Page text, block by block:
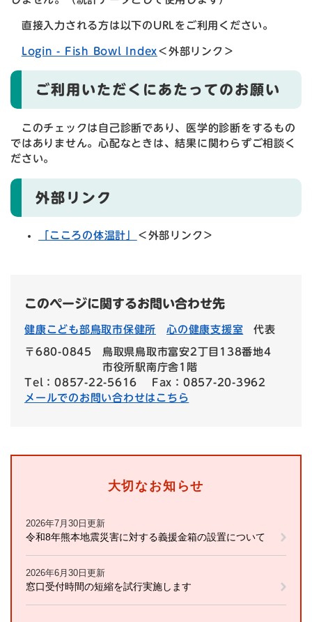
直接入力される方は以下のURLをご利用ください。
Login - Fish Bowl Index​ ＜外部リンク＞
ご利用いただくにあたってのお願い
このチェックは自己診断であり、医学的診断をするもの
ではありません。心配なときは、結果に関わらずご相談く
ださい。
外部リンク
「こころの体温計」 ＜外部リンク＞
このページに関するお問い合わせ先
健康こども部鳥取市保健所 心の健康支援室 代表
〒680-0845
鳥取県鳥取市富安2丁目138番地4
市役所駅南庁舎1階
Tel：0857-22-5616
Fax：0857-20-3962
メールでのお問い合わせはこちら
大切なお知らせ
2026年7月30日更新
令和8年熊本地震災害に対する義援金箱の設置について
2026年6月30日更新
窓口受付時間の短縮を試行実施します